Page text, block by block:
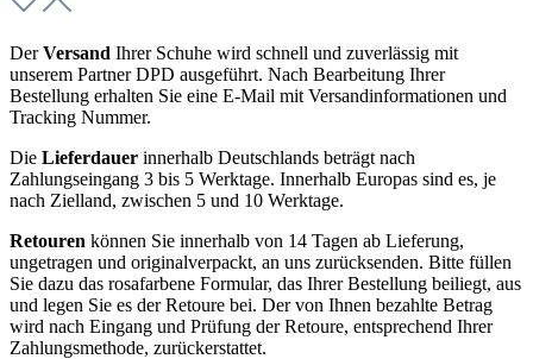
DerVersand Ihrer Schuhe wird schnell und zuverlässig mit
unserem Partner DPD ausgeführt. Nach Bearbeitung Ihrer
Bestellung erhalten Sie eine E-Mail mit Versandinformationen und
Tracking Nummer.
Die Lieferdauer innerhalb Deutschlands beträgt nach
Zahlungseingang 3 bis 5 Werktage. Innerhalb Europas sind es, je
nach Zielland, zwischen 5 und 10 Werktage.
Retouren können Sie innerhalb von 14 Tagen ab Lieferung,
ungetragen und originalverpackt, an uns zurücksenden. Bitte füllen
Sie dazu das rosafarbene Formular, das Ihrer Bestellung beiliegt, aus
und legen Sie es der Retoure bei. Der von Ihnen bezahlte Betrag
wird nach Eingang und Prüfung der Retoure, entsprechend Ihrer
Zahlungsmethode, zurückerstattet.